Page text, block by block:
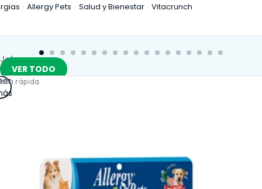
Allergy Pets Salud y Bienestar Vitacrunch
Jaleas
VER TODO
rápida